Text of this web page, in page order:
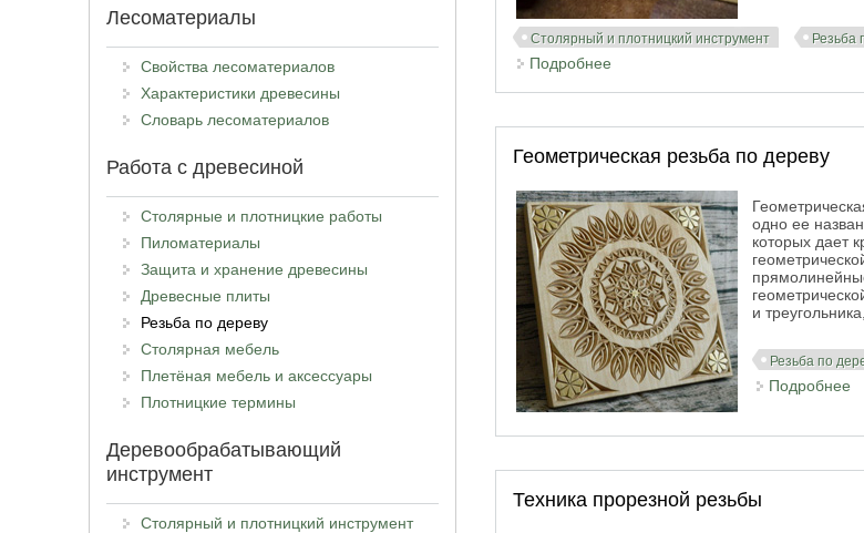
Столярный и плотницкий инструмент Резьба
Подробнее
Геометрическая резьба по дереву
одно ее
которых дает
и
Резьба по
Подробнее
Техника прорезной резьбы
Лесоматериалы
Свойства лесоматериалов
Характеристики древесины
Словарь лесоматериалов
Работа с древесиной
Столярные и плотницкие работы
Пиломатериалы
Защита и хранение древесины
Древесные плиты
Резьба по дереву
Столярная мебель
Плетёная мебель и аксессуары
Плотницкие термины
Деревообрабатывающий
инструмент
Столярный и плотницкий инструмент